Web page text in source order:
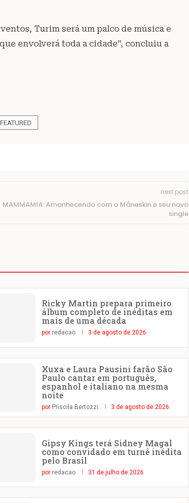
Turim será um palco de música e
envolverá toda a cidade”, concluiu a
next post
MAMMAMIA: Amanhecendo com o Måneskin e seu novo
single
Ricky Martin prepara primeiro
álbum completo de inéditas em
mais de uma década
por redacao 3 de agosto de 2026
Xuxa e Laura Pausini farão São
Paulo cantar em português,
espanhol e italiano na mesma
noite
por Priscila Bertozzi 3 de agosto de 2026
Gipsy Kings terá Sidney Magal
como convidado em turnê inédita
pelo Brasil
por redacao 31 de julho de 2026